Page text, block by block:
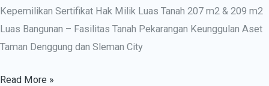
Kepemilikan Sertifikat Hak Milik Luas Tanah 207 m2 & 209 m2
Luas Bangunan – Fasilitas Tanah Pekarangan Keunggulan Aset
Taman Denggung dan Sleman City
Read More »